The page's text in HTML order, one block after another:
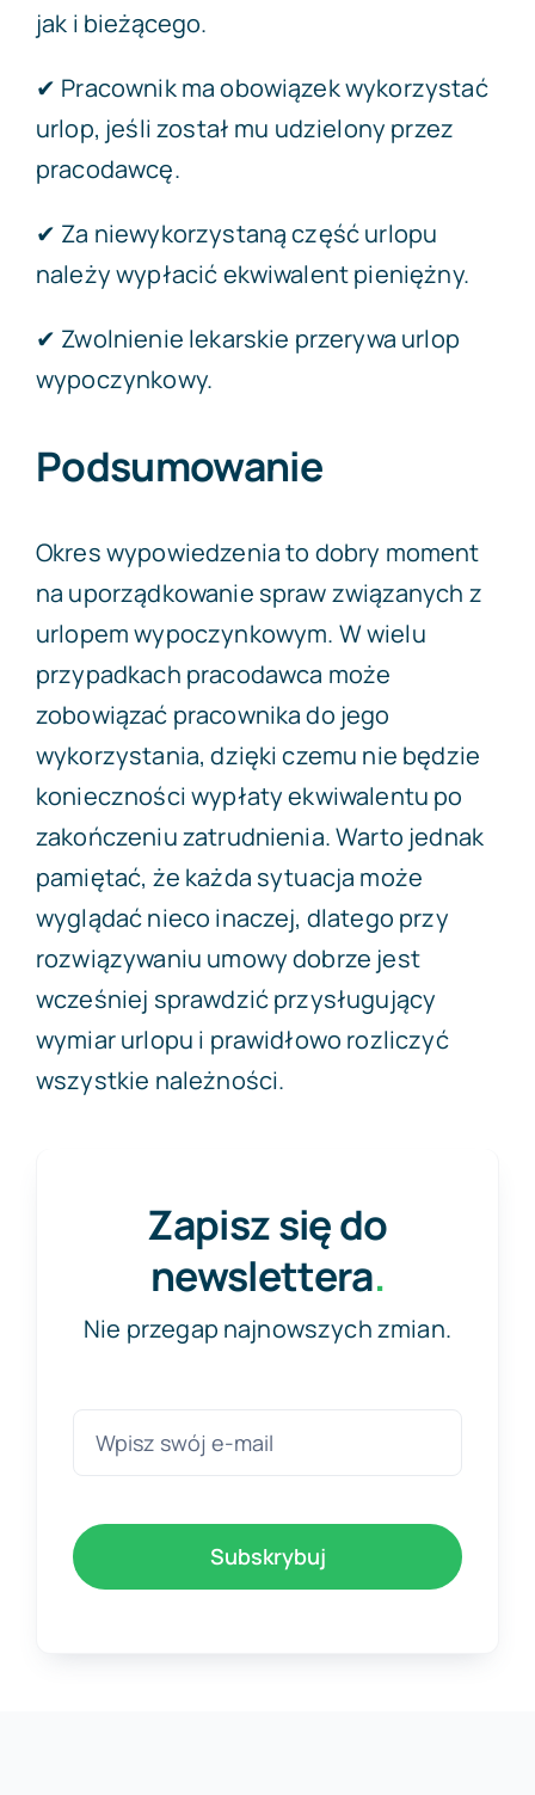
jak i bieżącego.
✔ Pracownik ma obowiązek wykorzystać
urlop, jeśli został mu udzielony przez
pracodawcę.
✔ Za niewykorzystaną część urlopu
należy wypłacić ekwiwalent pieniężny.
✔ Zwolnienie lekarskie przerywa urlop
wypoczynkowy.
Podsumowanie
Okres wypowiedzenia to dobry moment
na uporządkowanie spraw związanych z
urlopem wypoczynkowym. W wielu
przypadkach pracodawca może
zobowiązać pracownika do jego
wykorzystania, dzięki czemu nie będzie
konieczności wypłaty ekwiwalentu po
zakończeniu zatrudnienia. Warto jednak
pamiętać, że każda sytuacja może
wyglądać nieco inaczej, dlatego przy
rozwiązywaniu umowy dobrze jest
wcześniej sprawdzić przysługujący
wymiar urlopu i prawidłowo rozliczyć
wszystkie należności.
Zapisz się do
newslettera.
Nie przegap najnowszych zmian.
Subskrybuj